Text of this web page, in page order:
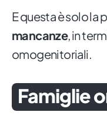
E questa è solo la
mancanze, in
omogenitoriali.
Famiglie